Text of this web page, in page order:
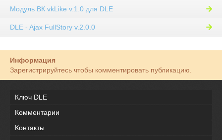
Модуль ВК vkLike v.1.0 для DLE
DLE - Ajax FullStory v.2.0.0
Информация
Зарегистрируйтесь чтобы комментировать публикацию.
Ключ DLE
Комментарии
Контакты